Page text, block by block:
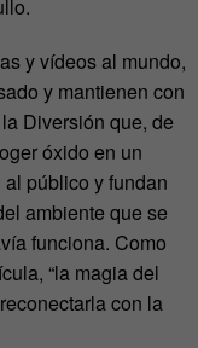
y vídeos al mundo,
y mantienen con
Diversión que, de
óxido en un
público y fundan
ambiente que se
funciona. Como
“la magia del
con la